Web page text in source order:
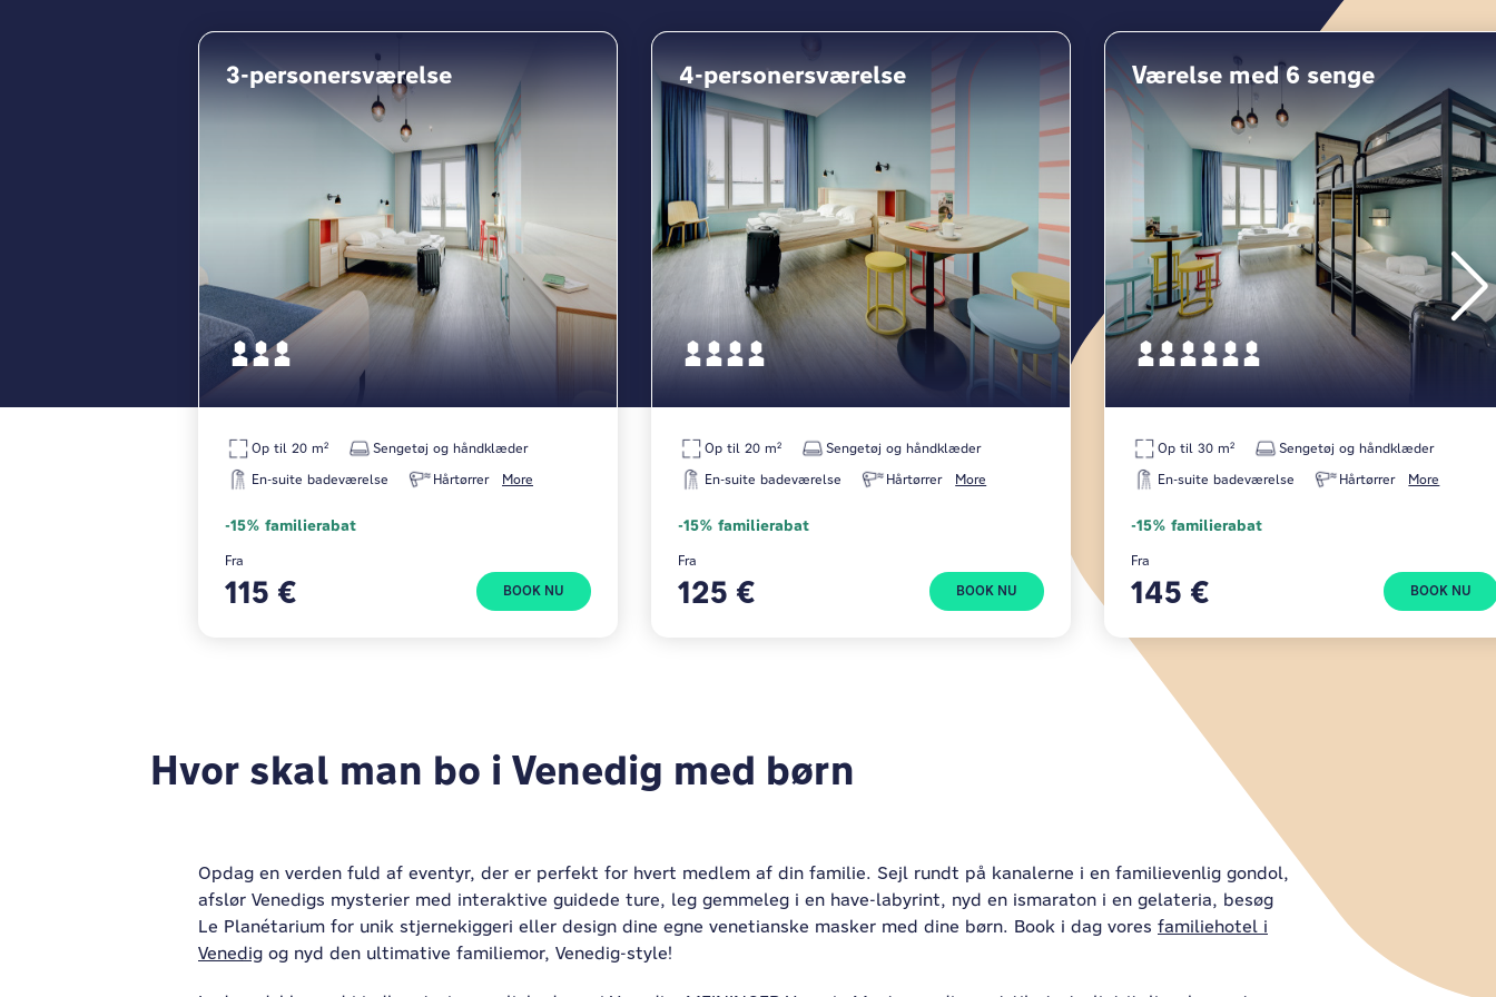
3-personersværelse
More
Op til 20 m²
Sengetøj og håndklæder
En-suite badeværelse
Hårtørrer
-15% familierabat
Fra
115 € BOOK NU
4-personersværelse
More
Op til 20 m²
Sengetøj og håndklæder
En-suite badeværelse
Hårtørrer
-15% familierabat
Fra
125 € BOOK NU
Værelse med 6 senge
More
Op til 30 m²
Sengetøj og håndklæder
En-suite badeværelse
Hårtørrer
-15% familierabat
Fra
145 € BOOK NU
Hvor skal man bo i Venedig med børn
Opdag en verden fuld af eventyr, der er perfekt for hvert medlem af din familie. Sejl rundt på kanalerne i en familievenlig gondol,
afslør Venedigs mysterier med interaktive guidede ture, leg gemmeleg i en have-labyrint, nyd en ismaraton i en gelateria, besøg
Le Planétarium for unik stjernekiggeri eller design dine egne venetianske masker med dine børn. Book i dag vores familiehotel i
Venedig og nyd den ultimative familiemor, Venedig-style!